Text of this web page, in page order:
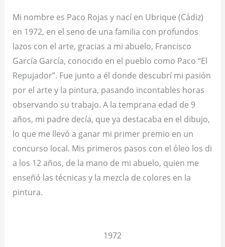
Mi nombre es Paco Rojas y nací en Ubrique (Cádiz)
en 1972, en el seno de una familia con profundos
lazos con el arte, gracias a mi abuelo, Francisco
García García, conocido en el pueblo como Paco “El
Repujador”. Fue junto a él donde descubrí mi pasión
por el arte y la pintura, pasando incontables horas
observando su trabajo. A la temprana edad de 9
años, mi padre decía, que ya destacaba en el dibujo,
lo que me llevó a ganar mi primer premio en un
concurso local. Mis primeros pasos con el óleo los di
a los 12 años, de la mano de mi abuelo, quien me
enseñó las técnicas y la mezcla de colores en la
pintura.
1972